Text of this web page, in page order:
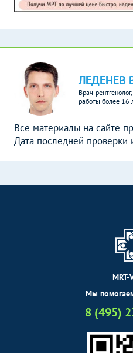
ЛЕДЕНЕВ
Врач-
работы более 16
Все материалы на сайте
Дата последней
MRT-
Мы
8 (495)